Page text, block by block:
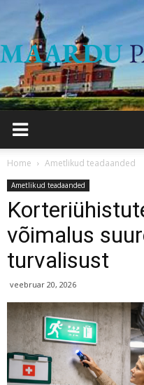
Home Ametlikud teadaanded
Ametlikud teadaanded
võimalus
turvalisust
veebruar 20, 2026